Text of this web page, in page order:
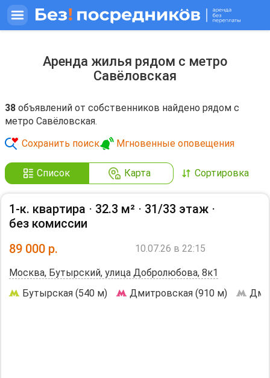
Аренда жилья рядом с метро
Савёловская
38 объявлений от собственников найдено рядом с
метро Савёловская.
Сохранить поиск
Мгновенные оповещения
Список Карта Сортировка
1-к. квартира ⋅ 32.3 м² ⋅ 31/33 этаж ⋅
без комиссии
89 000 р. 10.07.26 в 22:15
Москва, Бутырский, улица Добролюбова, 8к1
Бутырская (540 м)
Дмитровская (910 м)